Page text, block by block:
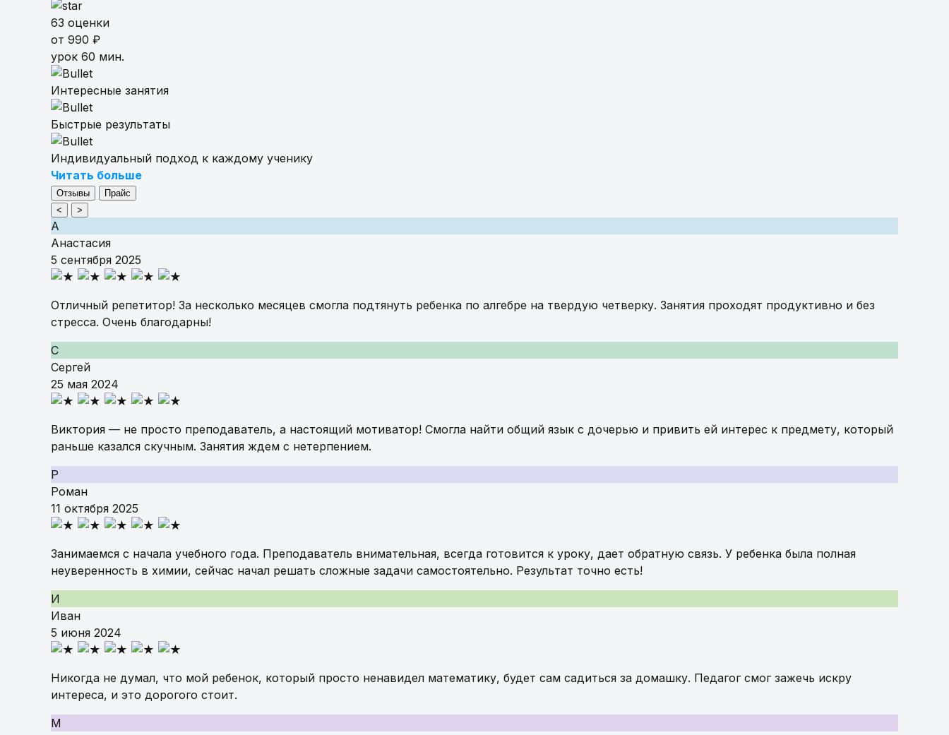
63 оценки
от 990 ₽
урок 60 мин.
Интересные занятия
Быстрые результаты
Индивидуальный подход к каждому ученику
Читать больше
Отзывы
Прайс
<
>
А
Анастасия
5 сентября 2025
Отличный репетитор! За несколько месяцев смогла подтянуть ребенка по алгебре на твердую четверку. Занятия проходят продуктивно и без
стресса. Очень благодарны!
С
Сергей
25 мая 2024
Виктория — не просто преподаватель, а настоящий мотиватор! Смогла найти общий язык с дочерью и привить ей интерес к предмету, который
раньше казался скучным. Занятия ждем с нетерпением.
Р
Роман
11 октября 2025
Занимаемся с начала учебного года. Преподаватель внимательная, всегда готовится к уроку, дает обратную связь. У ребенка была полная
неуверенность в химии, сейчас начал решать сложные задачи самостоятельно. Результат точно есть!
И
Иван
5 июня 2024
Никогда не думал, что мой ребенок, который просто ненавидел математику, будет сам садиться за домашку. Педагог смог зажечь искру
интереса, и это дорогого стоит.
М